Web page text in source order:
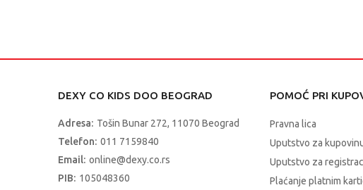
DEXY CO KIDS DOO BEOGRAD
Adresa: Tošin Bunar 272, 11070 Beograd
Telefon: 011 7159840
Email: online@dexy.co.rs
PIB: 105048360
POMOĆ PRI
Pravna lica
Uputstvo za
Uputstvo za
Plaćanje platnim